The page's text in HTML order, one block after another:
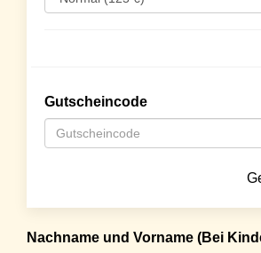
Gutscheincode
Nachname und Vorname (Bei